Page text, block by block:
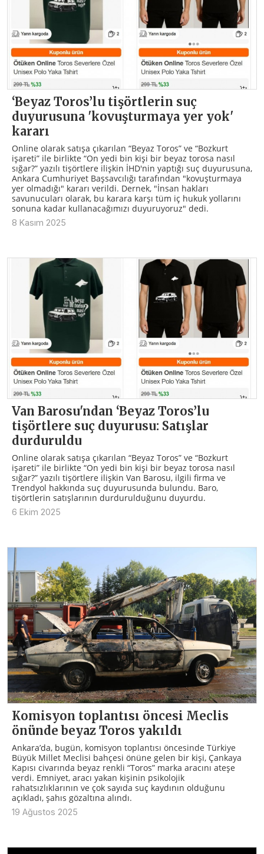
‘Beyaz Toros’lu tişörtlerin suç
duyurusuna 'kovuşturmaya yer yok'
kararı
Online olarak satışa çıkarılan “Beyaz Toros” ve “Bozkurt
işareti” ile birlikte “On yedi bin kişi bir beyaz torosa nasıl
sığar?” yazılı tişörtlere ilişkin İHD'nin yaptığı suç duyurusuna,
Ankara Cumhuriyet Başsavcılığı tarafından "kovuşturmaya
yer olmadığı" kararı verildi. Dernek, "İnsan hakları
savunucuları olarak, bu karara karşı tüm iç hukuk yollarını
sonuna kadar kullanacağımızı duyuruyoruz" dedi.
8 Kasım 2025
Van Barosu'ndan ‘Beyaz Toros’lu
tişörtlere suç duyurusu: Satışlar
durduruldu
Online olarak satışa çıkarılan “Beyaz Toros” ve “Bozkurt
işareti” ile birlikte “On yedi bin kişi bir beyaz torosa nasıl
sığar?” yazılı tişörtlere ilişkin Van Barosu, ilgili firma ve
Trendyol hakkında suç duyurusunda bulundu. Baro,
tişörtlerin satışlarının durdurulduğunu duyurdu.
6 Ekim 2025
Komisyon toplantısı öncesi Meclis
önünde beyaz Toros yakıldı
Ankara’da, bugün, komisyon toplantısı öncesinde Türkiye
Büyük Millet Meclisi bahçesi önüne gelen bir kişi, Çankaya
Kapısı civarında beyaz renkli “Toros” marka aracını ateşe
verdi. Emniyet, aracı yakan kişinin psikolojik
rahatsızlıklarının ve çok sayıda suç kaydının olduğunu
açıkladı, şahıs gözaltına alındı.
19 Ağustos 2025